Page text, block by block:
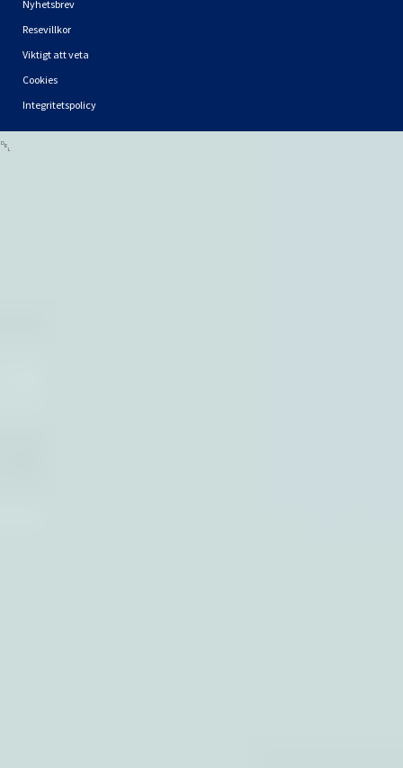
Nyhetsbrev
Resevillkor
Viktigt att veta
Cookies
Integritetspolicy